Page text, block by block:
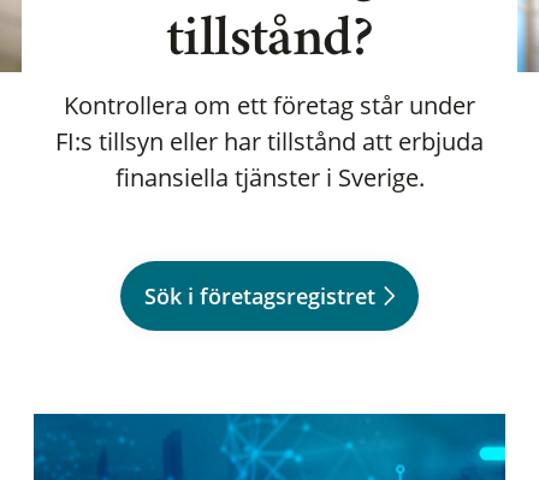
tillstånd?
Kontrollera om ett företag står under
FI:s tillsyn eller har tillstånd att erbjuda
finansiella tjänster i Sverige.
Sök i företagsregistret